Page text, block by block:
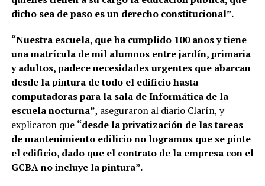
dicho sea de paso es un derecho constitucional”.
“Nuestra escuela, que ha cumplido 100 años y tiene
una matrícula de mil alumnos entre jardín, primaria
y adultos, padece necesidades urgentes que abarcan
desde la pintura de todo el edificio hasta
computadoras para la sala de Informática de la
escuela nocturna”, aseguraron al diario Clarín, y
explicaron que “desde la privatización de las tareas
de mantenimiento edilicio no logramos que se pinte
el edificio, dado que el contrato de la empresa con el
GCBA no incluye la pintura”.